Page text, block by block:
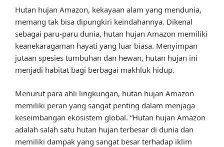
Hutan hujan Amazon, kekayaan alam yang mendunia,
memang tak bisa dipungkiri keindahannya. Dikenal
sebagai paru-paru dunia, hutan hujan Amazon memiliki
keanekaragaman hayati yang luar biasa. Menyimpan
jutaan spesies tumbuhan dan hewan, hutan hujan ini
menjadi habitat bagi berbagai makhluk hidup.
Menurut para ahli lingkungan, hutan hujan Amazon
memiliki peran yang sangat penting dalam menjaga
keseimbangan ekosistem global. “Hutan hujan Amazon
adalah salah satu hutan hujan terbesar di dunia dan
memiliki dampak yang sangat besar terhadap iklim